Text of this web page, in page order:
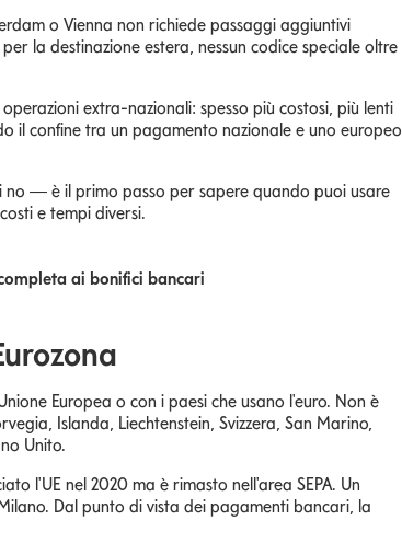
o Vienna non richiede passaggi aggiuntivi
la destinazione estera, nessun codice speciale oltre
extra-nazionali: spesso più costosi, più lenti
il confine tra un pagamento nazionale e uno europeo
— è il primo passo per sapere quando puoi usare
e tempi diversi.
ai bonifici bancari
Europea o con i paesi che usano l'euro. Non è
Islanda, Liechtenstein, Svizzera, San Marino,
Unito.
l'UE nel 2020 ma è rimasto nell'area SEPA. Un
Dal punto di vista dei pagamenti bancari, la